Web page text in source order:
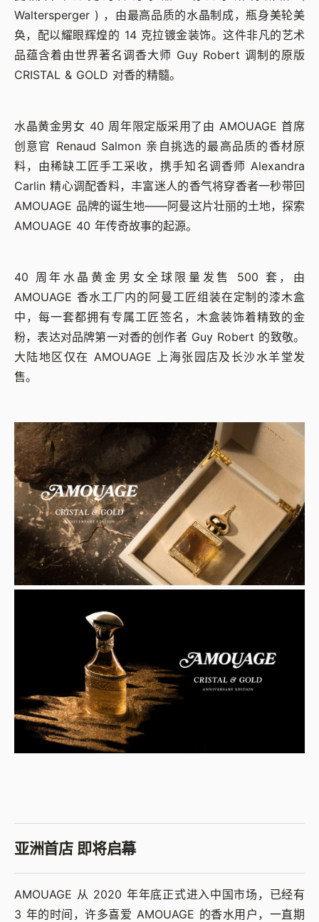
Waltersperger ) ，由最高品质的水晶制成，瓶身美轮美
奂，配以耀眼辉煌的 14 克拉镀金装饰。这件非凡的艺术
品蕴含着由世界著名调香大师 Guy Robert 调制的原版
CRISTAL & GOLD 对香的精髓。
水晶黄金男女 40 周年限定版采用了由 AMOUAGE 首席
创意官 Renaud Salmon 亲自挑选的最高品质的香材原
料，由稀缺工匠手工采收，携手知名调香师 Alexandra
Carlin 精心调配香料，丰富迷人的香气将穿香者一秒带回
AMOUAGE 品牌的诞生地——阿曼这片壮丽的土地，探索
AMOUAGE 40 年传奇故事的起源。
40 周年水晶黄金男女全球限量发售 500 套，由
AMOUAGE 香水工厂内的阿曼工匠组装在定制的漆木盒
中，每一套都拥有专属工匠签名，木盒装饰着精致的金
粉，表达对品牌第一对香的创作者 Guy Robert 的致敬。
大陆地区仅在 AMOUAGE 上海张园店及长沙水羊堂发
售。
亚洲首店 即将启幕
AMOUAGE 从 2020 年年底正式进入中国市场，已经有
3 年的时间，许多喜爱 AMOUAGE 的香水用户，一直期